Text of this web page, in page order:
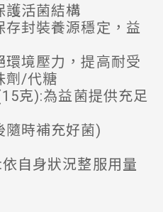
護活菌結構
存封裝養源穩定，益
環境壓力，提高耐受
劑/代糖
克):為益菌提供充足
隨時補充好菌)
自身狀況整服用量